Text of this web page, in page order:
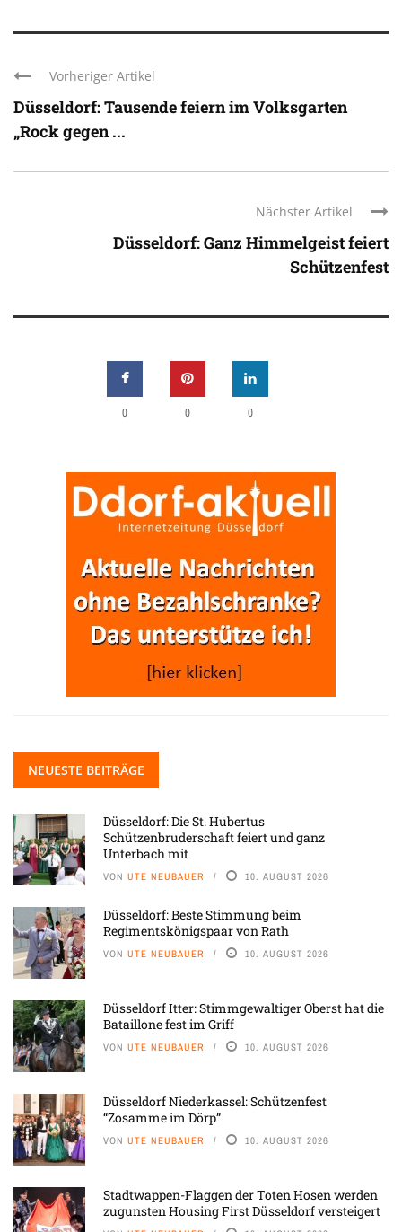
Vorheriger Artikel
Düsseldorf: Tausende feiern im Volksgarten
„Rock gegen ...
Nächster Artikel
Düsseldorf: Ganz Himmelgeist feiert
Schützenfest
0 0 0
NEUESTE BEITRÄGE
Düsseldorf: Die St. Hubertus
Schützenbruderschaft feiert und ganz
Unterbach mit
VON UTE NEUBAUER 10. AUGUST 2026
Düsseldorf: Beste Stimmung beim
Regimentskönigspaar von Rath
VON UTE NEUBAUER 10. AUGUST 2026
Düsseldorf Itter: Stimmgewaltiger Oberst hat die
Bataillone fest im Griff
VON UTE NEUBAUER 10. AUGUST 2026
Düsseldorf Niederkassel: Schützenfest
“Zosamme im Dörp”
VON UTE NEUBAUER 10. AUGUST 2026
Stadtwappen-Flaggen der Toten Hosen werden
zugunsten Housing First Düsseldorf versteigert